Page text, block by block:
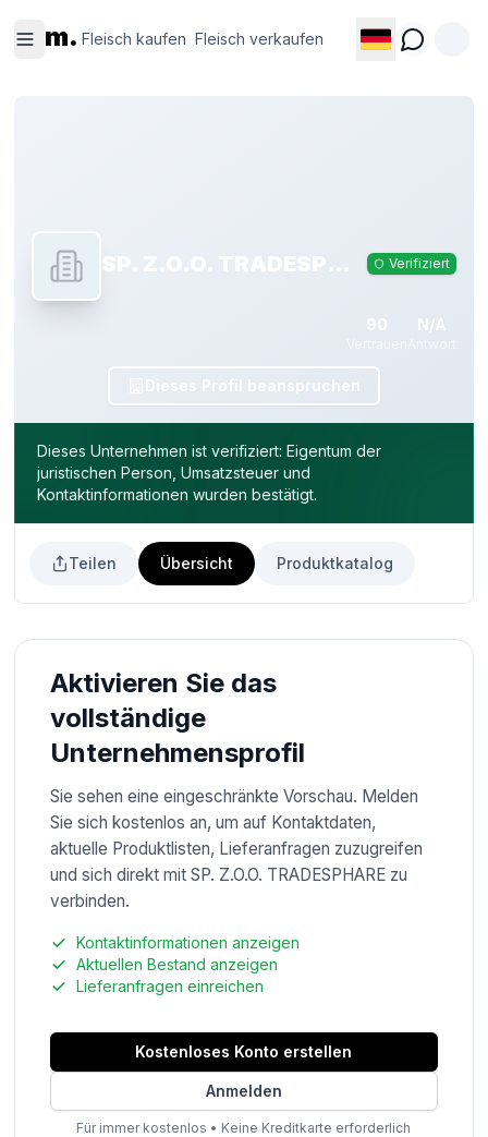
m. Fleisch kaufen Fleisch verkaufen
kaufen
verkaufen
SP. Z.O.O. TRADESPHARE Verifiziert
90 N/A
Dieses Profil beanspruchen
Dieses Unternehmen ist verifiziert: Eigentum der
juristischen Person, Umsatzsteuer und
Kontaktinformationen wurden bestätigt.
Teilen Übersicht Produktkatalog
Aktivieren Sie das
vollständige
Unternehmensprofil
Sie sehen eine eingeschränkte Vorschau. Melden
Sie sich kostenlos an, um auf Kontaktdaten,
aktuelle Produktlisten, Lieferanfragen zuzugreifen
und sich direkt mit SP. Z.O.O. TRADESPHARE zu
verbinden.
Kontaktinformationen anzeigen
Aktuellen Bestand anzeigen
Lieferanfragen einreichen
Kostenloses Konto erstellen
Anmelden
Für immer kostenlos • Keine Kreditkarte erforderlich